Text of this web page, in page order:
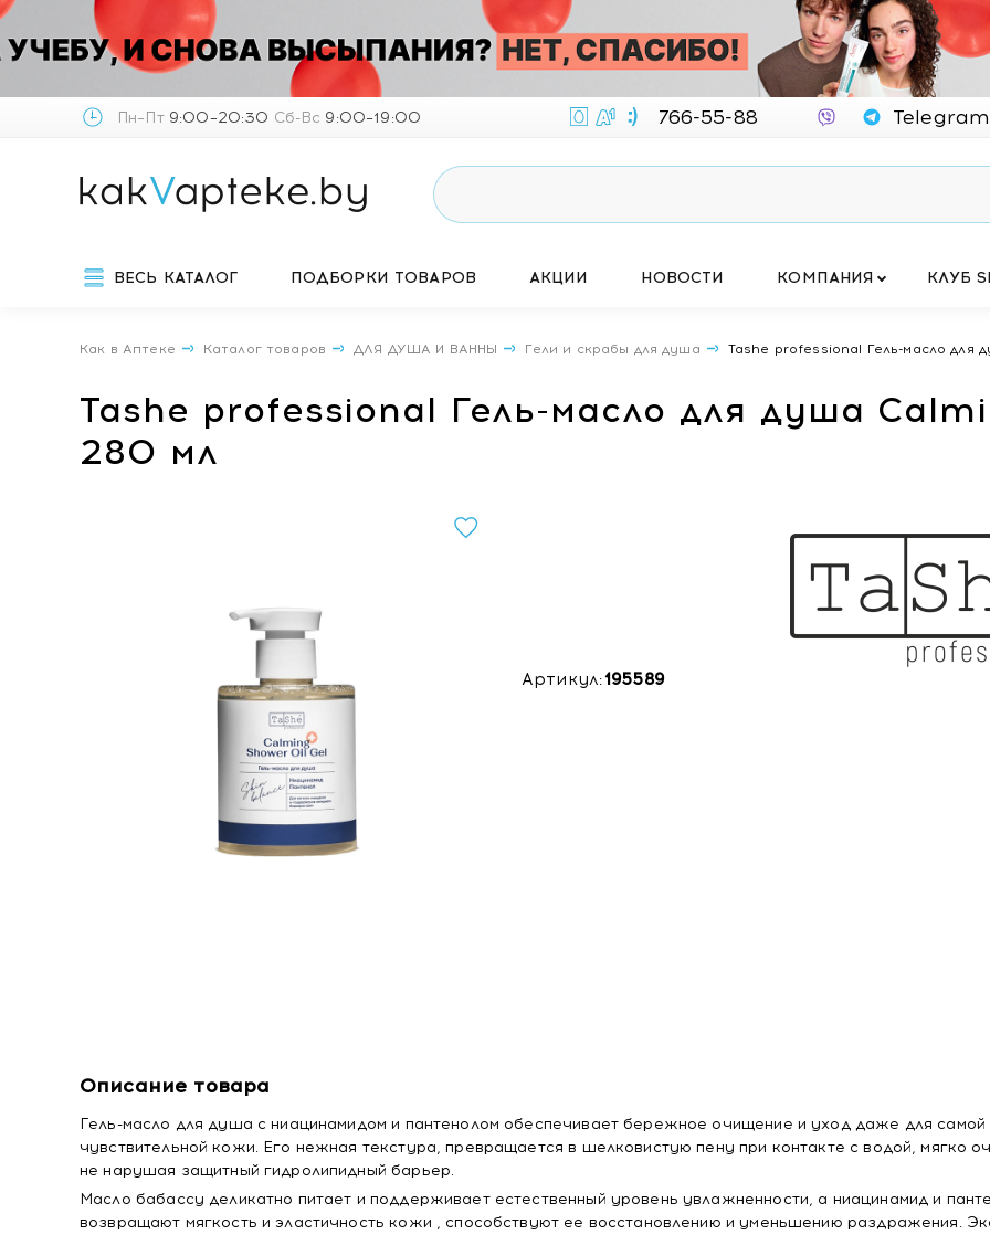
Пн–Пт9:00–20:30 Сб-Вс 9:00–19:00 766-55-88
ВЕСЬ КАТАЛОГ ПОДБОРКИ ТОВАРОВ АКЦИИ НОВОСТИ КОМПАНИЯ КЛУБ
Как в Аптеке Каталог товаров ДЛЯ ДУША И ВАННЫ Гели и скрабы для душа Tashe professional Гель-масло
Tashe professional Гель-масло для душа
280 мл
Артикул:195589
Описание товара
Гель-масло для душа с ниацинамидом и пантенолом обеспечивает бережное очищение и уход даже для самой
чувствительной кожи. Его нежная текстура, превращается в шелковистую пену при контакте с водой, мягко
не нарушая защитный гидролипидный барьер.
Масло бабассу деликатно питает и поддерживает естественный уровень увлажненности, а ниацинамид и
возвращают мягкость и эластичность кожи , способствуют ее восстановлению и уменьшению раздражения.